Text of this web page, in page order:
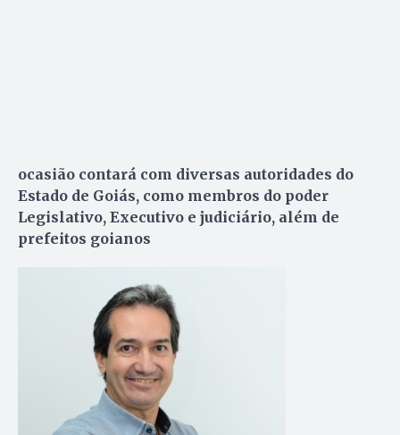
ocasião contará com diversas autoridades do
Estado de Goiás, como membros do poder
Legislativo, Executivo e judiciário, além de
prefeitos goianos